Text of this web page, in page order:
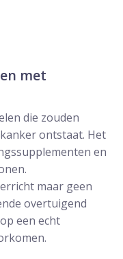
met
die zouden
ontstaat. Het
en
maar geen
overtuigend
een echt